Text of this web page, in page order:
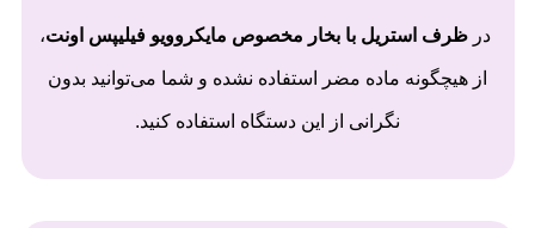
در ظرف استریل با بخار مخصوص مایکروویو فیلیپس اونت،
از هیچگونه ماده مضر استفاده نشده و شما می‌توانید بدون
نگرانی از این دستگاه استفاده کنید.